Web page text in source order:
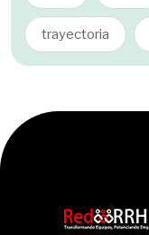
trayectoria